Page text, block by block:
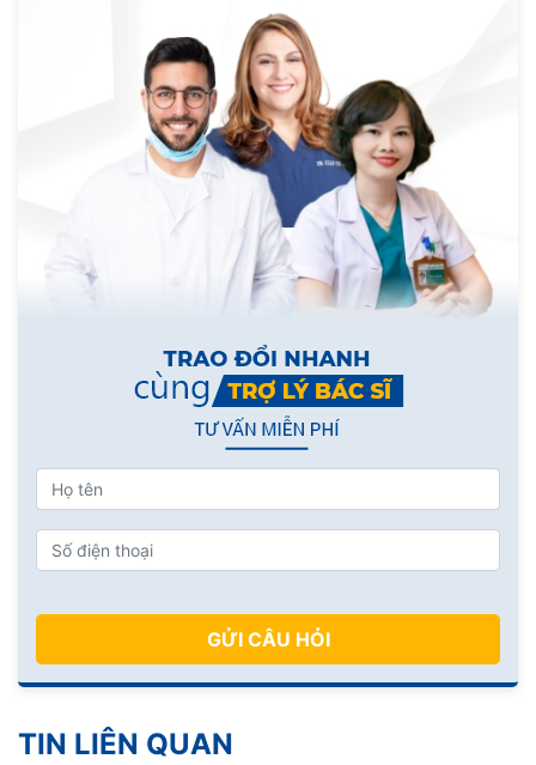
GỬI CÂU HỎI
TIN LIÊN QUAN